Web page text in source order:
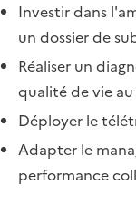
Investir dans
un dossier de
Réaliser un
qualité de vie
Déployer le
Adapter le
performance